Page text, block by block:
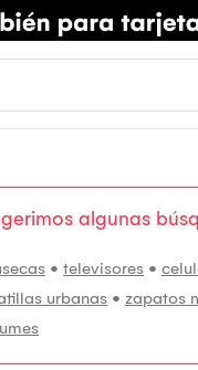
algunas
• televisores •
urbanas • zapatos